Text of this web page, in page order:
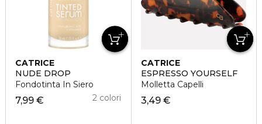
CATRICE
NUDE DROP
Fondotinta In Siero
7,99 € 2 colori
CATRICE
ESPRESSO YOURSELF
Molletta Capelli
3,49 €